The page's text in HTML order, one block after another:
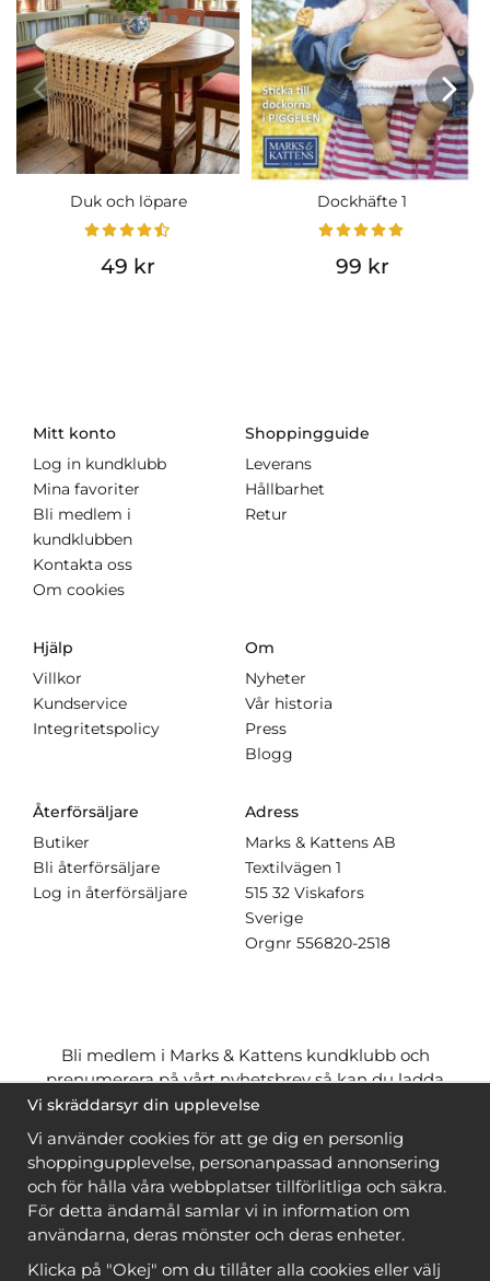
Duk och löpare
49 kr
Dockhäfte 1
99 kr
Mitt konto
Log in kundklubb
Mina favoriter
Bli medlem i
kundklubben
Kontakta oss
Om cookies
Shoppingguide
Leverans
Hållbarhet
Retur
Hjälp
Villkor
Kundservice
Integritetspolicy
Om
Nyheter
Vår historia
Press
Blogg
Återförsäljare
Butiker
Bli återförsäljare
Log in återförsäljare
Adress
Marks & Kattens AB
Textilvägen 1
515 32 Viskafors
Sverige
Orgnr 556820-2518
Bli medlem i Marks & Kattens kundklubb och
prenumerera på vårt nyhetsbrev så kan du ladda
ner många mönstergratisoch få många
när du handlar garn till mönstret. Du ser vilka som
är
gratis när du är inloggad
Bli medlem
Vi skräddarsyr din upplevelse
Vi använder cookies för att ge dig en personlig
shoppingupplevelse, personanpassad annonsering
och för hålla våra webbplatser tillförlitliga och säkra.
För detta ändamål samlar vi in information om
användarna, deras mönster och deras enheter.
Klicka på "Okej" om du tillåter alla cookies eller välj